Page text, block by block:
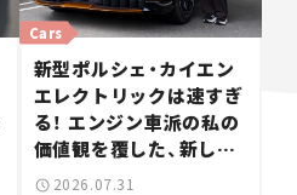
新型ポルシェ・カイエン
エレクトリックは速すぎ
る！ エンジン車派の私の
価値観を覆した、新しい
ポルシェの走り。
Cars
2026.07.31